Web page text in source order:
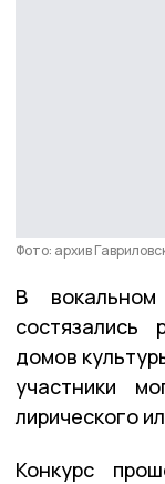
Фото: архив
В
состязались
домов
участники
лирического
Конкурс